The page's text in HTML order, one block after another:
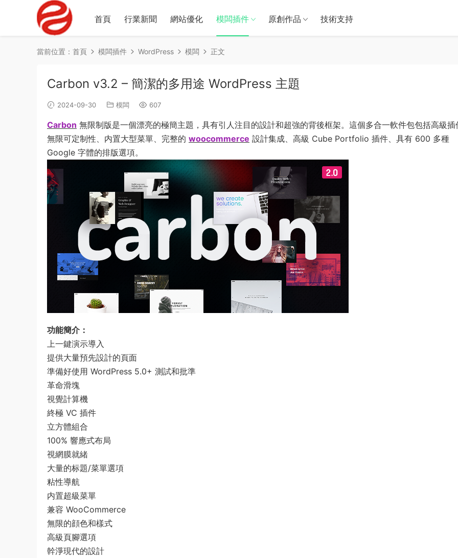
首頁 行業新聞 網站優化 模闆插件 原創作品 技術支持
當前位置： 首頁 模闆插件 WordPress 模闆 正文
Carbon v3.2 – 簡潔的多用途 WordPress 主題
2024-09-30 模闆 607
Carbon 無限制版是一個漂亮的極簡主題，具有引人注目的設計和超強的背後框架。這個多合一軟件包包括高級插
無限可定制性、内置大型菜單、完整的 woocommerce 設計集成、高級 Cube Portfolio 插件、具有 600 多種
Google 字體的排版選項。
功能簡介：
上一鍵演示導入
提供大量預先設計的頁面
準備好使用 WordPress 5.0+ 測試和批準
革命滑塊
視覺計算機
終極 VC 插件
立方體組合
100% 響應式布局
視網膜就緒
大量的标題/菜單選項
粘性導航
内置超級菜單
兼容 WooCommerce
無限的顔色和樣式
高級頁腳選項
幹淨現代的設計